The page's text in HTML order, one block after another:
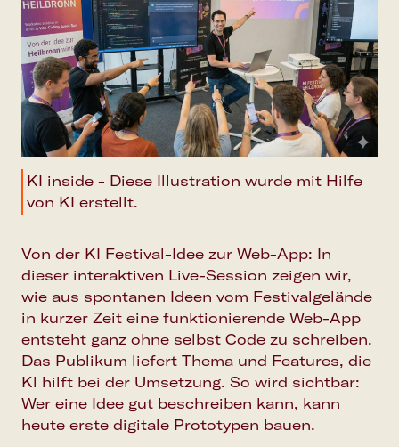
KI inside - Diese Illustration wurde mit Hilfe
von KI erstellt.
Von der KI Festival-Idee zur Web-App: In
dieser interaktiven Live-Session zeigen wir,
wie aus spontanen Ideen vom Festivalgelände
in kurzer Zeit eine funktionierende Web-App
entsteht ganz ohne selbst Code zu schreiben.
Das Publikum liefert Thema und Features, die
Kl hilft bei der Umsetzung. So wird sichtbar:
Wer eine Idee gut beschreiben kann, kann
heute erste digitale Prototypen bauen.